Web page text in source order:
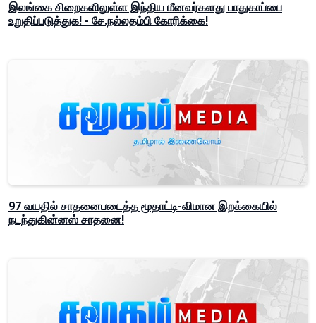
இலங்கை சிறைகளிலுள்ள இந்திய மீனவர்களது பாதுகாப்பை
உறுதிப்படுத்துக! - சே.நல்லதம்பி கோரிக்கை!
97 வயதில் சாதனைபடைத்த மூதாட்டி-விமான இறக்கையில்
நடந்துகின்னஸ் சாதனை!